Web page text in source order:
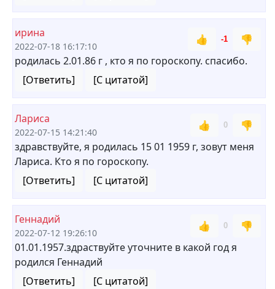
ирина
2022-07-18 16:17:10
👍 -1
👎
родилась 2.01.86 г , кто я по гороскопу. спасибо.
[Ответить]
[С цитатой]
Лариса
2022-07-15 14:21:40
👍 0
👎
здравствуйте, я родилась 15 01 1959 г, зовут меня
Лариса. Кто я по гороскопу.
[Ответить]
[С цитатой]
Геннадий
2022-07-12 19:26:10
👍 0
👎
01.01.1957.здраствуйте уточните в какой год я
родился Геннадий
[Ответить]
[С цитатой]